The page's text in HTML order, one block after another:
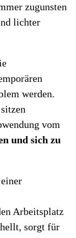
zugunsten
lichter
werden.
vom
und sich zu
Arbeitsplatz
sorgt für